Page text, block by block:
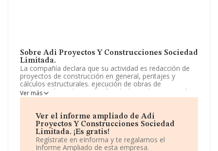
Sobre Adi Proyectos Y Construcciones Sociedad
Limitada.
La compañía declara que su actividad es redacción de
proyectos de construcción en general, peritajes y
cálculos estructurales. ejecución de obras de
construcción. trabajos de albañilería y subcontratación
de gremios. tramitaciones de licencias de actividad,
certificados energéticos. La empresa aparece inscrita en
el Registro Mercantil como Sociedad Limitada. Tiene
CNAE: 4335 - '%cnae%'. La compañía no tiene actividad
en mercados exteriores.
Ver más
Ver el informe ampliado de Adi
Proyectos Y Construcciones Sociedad
Limitada. ¡Es gratis!
Regístrate en eInforma y te regalamos el
Informe Ampliado de esta empresa.